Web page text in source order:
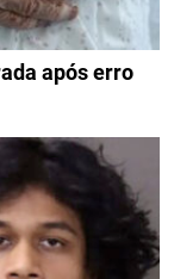
após erro